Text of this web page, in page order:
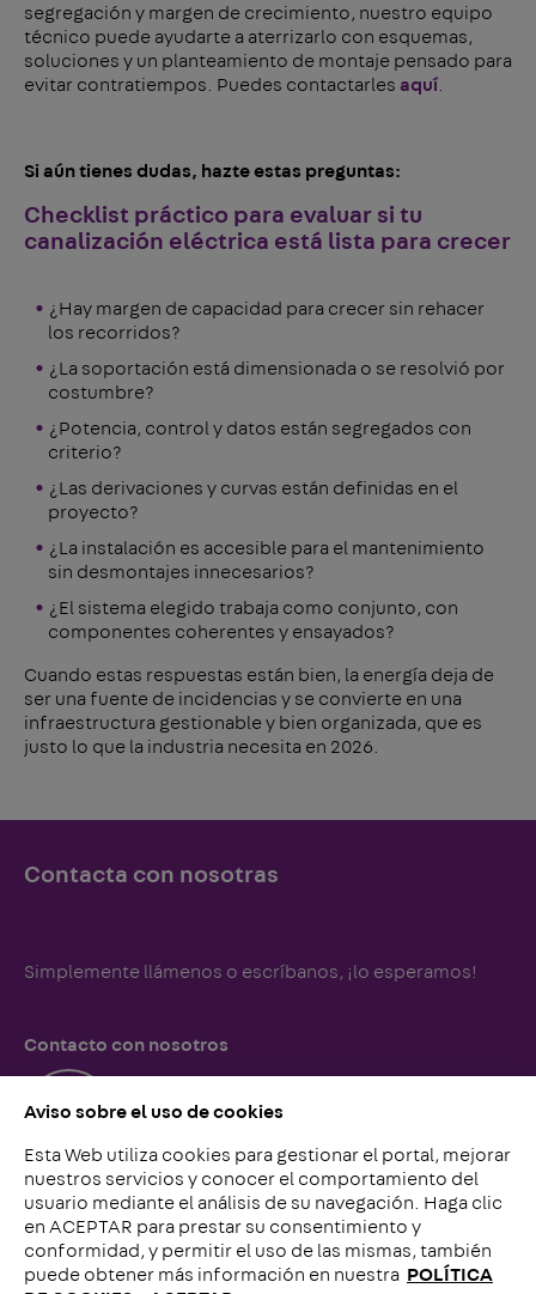
Aviso sobre el uso de cookies
Esta Web utiliza cookies para gestionar el portal, mejorar
nuestros servicios y conocer el comportamiento del
usuario mediante el análisis de su navegación. Haga clic
en ACEPTAR para prestar su consentimiento y
conformidad, y permitir el uso de las mismas, también
puede obtener más información en nuestra POLÍTICA
segregación y margen de crecimiento, nuestro equipo
técnico puede ayudarte a aterrizarlo con esquemas,
soluciones y un planteamiento de montaje pensado para
evitar contratiempos. Puedes contactarles aquí
Si aún tienes dudas, hazte estas preguntas:
Checklist práctico para evaluar si tu
canalización eléctrica está lista para crecer
¿Hay margen de capacidad para crecer sin rehacer
los recorridos?
¿La soportación está dimensionada o se resolvió por
costumbre?
¿Potencia, control y datos están segregados con
criterio?
¿Las derivaciones y curvas están definidas en el
proyecto?
¿La instalación es accesible para el mantenimiento
sin desmontajes innecesarios?
¿El sistema elegido trabaja como conjunto, con
componentes coherentes y ensayados?
Cuando estas respuestas están bien, la energía deja de
ser una fuente de incidencias y se convierte en una
infraestructura gestionable y bien organizada, que es
justo lo que la industria necesita en 2026.
Contacta con nosotras
Simplemente llámenos o escríbanos, ¡lo esperamos!
Contacto con nosotros
Llámenos